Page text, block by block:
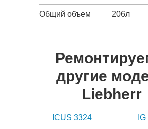
Общий объем 206л
другие
Liebherr
ICUS 3324